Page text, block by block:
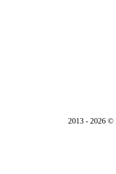
2013 - 2026 ©